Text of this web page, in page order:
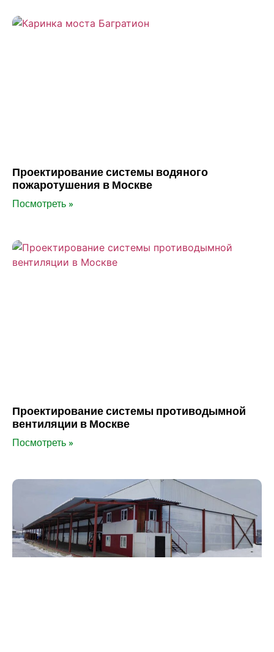
Проектирование системы водяного
пожаротушения в Москве
Посмотреть »
Проектирование системы противодымной
вентиляции в Москве
Посмотреть »